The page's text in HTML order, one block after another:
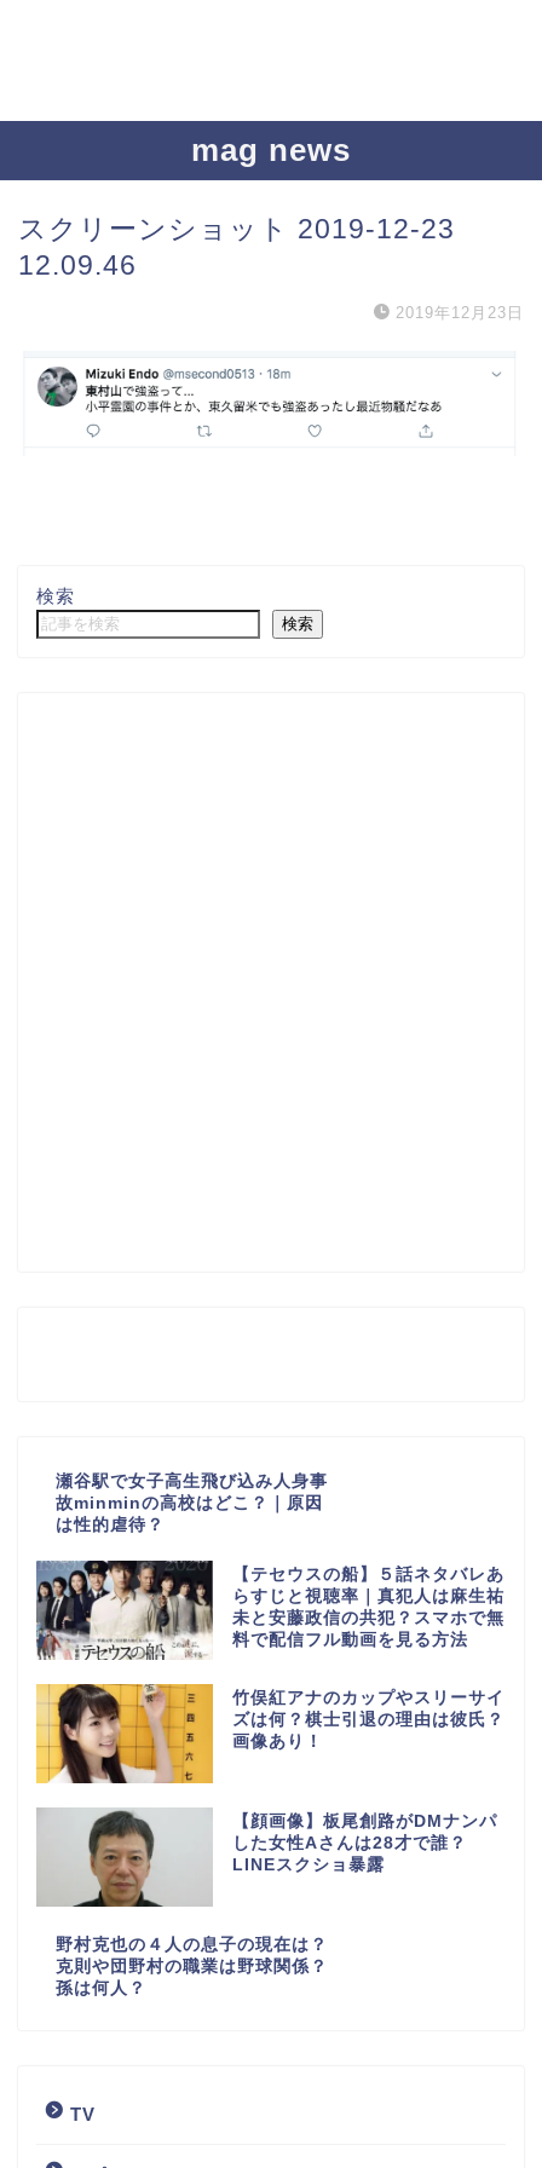
mag news
スクリーンショット 2019-12-23
12.09.46
2019年12月23日
検索
検索
瀬谷駅で女子高生飛び込み人身事
故minminの高校はどこ？｜原因
は性的虐待？
【テセウスの船】５話ネタバレあ
らすじと視聴率｜真犯人は麻生祐
未と安藤政信の共犯？スマホで無
料で配信フル動画を見る方法
竹俣紅アナのカップやスリーサイ
ズは何？棋士引退の理由は彼氏？
画像あり！
【顔画像】板尾創路がDMナンパ
した女性Aさんは28才で誰？
LINEスクショ暴露
野村克也の４人の息子の現在は？
克則や団野村の職業は野球関係？
孫は何人？
TV